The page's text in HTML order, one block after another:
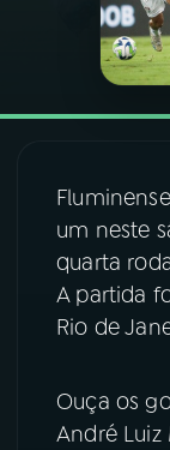
06
07ÚLTIMAS
08
YouTube
um neste
quarta
A partida
Rio de
Ouça os
André Luiz